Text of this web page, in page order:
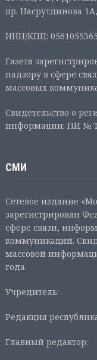
пр. Насрутдинова
ИНН/КПП: 0561055365
Газета
надзору в сфере
массовых
Свидетельство о
информации: ПИ №
СМИ
Сетевое издание
зарегистрирован
сфере связи,
коммуникаций.
массовой
года.
Учредитель:
Редакция
Главный редактор: